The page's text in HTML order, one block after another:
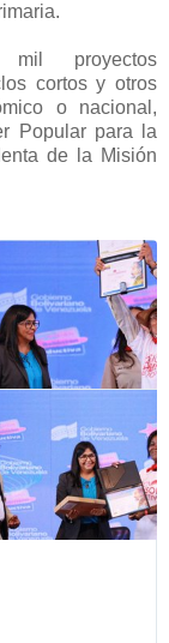
proyectos
cortos y otros
o nacional,
Popular para la
de la Misión